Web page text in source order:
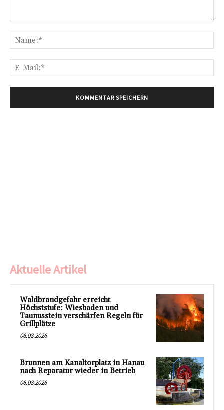
Aktuelle Artikel
Waldbrandgefahr erreicht
Höchststufe: Wiesbaden und
Taunusstein verschärfen Regeln für
Grillplätze
06.08.2026
Brunnen am Kanaltorplatz in Hanau
nach Reparatur wieder in Betrieb
06.08.2026